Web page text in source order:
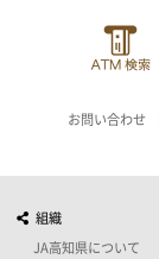
お問い合わせ
組織
JA高知県について